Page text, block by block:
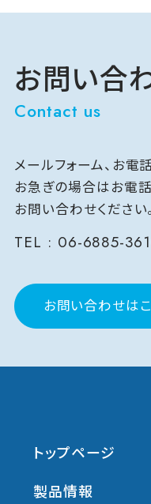
お問い合
Contact us
メールフォーム、お電
お急ぎの場合はお電
お問い合わせください。
TEL : 06-6885-
お問い合わせは
トップページ
製品情報